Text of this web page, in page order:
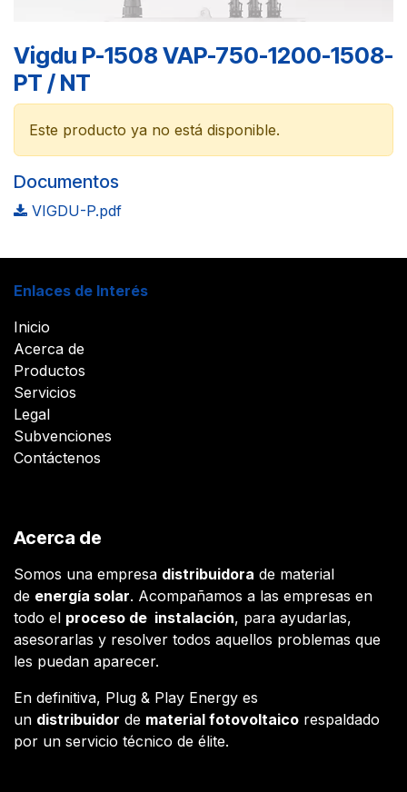
Vigdu P-1508 VAP-750-1200-1508-
PT / NT
Este producto ya no está disponible.
Documentos
VIGDU-P.pdf
Enlaces de Interés
Inicio
Acerca de
Productos
Servicios
Legal
Subvenciones
Contáctenos
Acerca de
Somos una empresa distribuidora de material
de energía solar. Acompañamos a las empresas en
todo el proceso de instalación, para ayudarlas,
asesorarlas y resolver todos aquellos problemas que
les puedan aparecer.
En definitiva, Plug & Play Energy es
un distribuidor de material fotovoltaico respaldado
por un servicio técnico de élite.